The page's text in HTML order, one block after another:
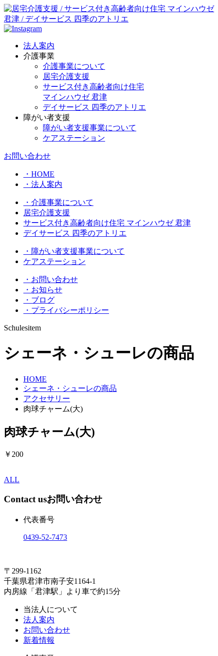
法人案内
介護事業
介護事業について
居宅介護支援
サービス付き高齢者向け住宅
マインハウゼ 君津
デイサービス 四季のアトリエ
障がい者支援
障がい者支援事業について
ケアステーション
お問い合わせ
・HOME
・法人案内
・介護事業について
居宅介護支援
サービス付き高齢者向け住宅 マインハウゼ 君津
デイサービス 四季のアトリエ
・障がい者支援事業について
ケアステーション
・お問い合わせ
・お知らせ
・ブログ
・プライバシーポリシー
Schulesitem
シェーネ・シューレの商品
HOME
シェーネ・シューレの商品
アクセサリー
肉球チャーム(大)
肉球チャーム(大)
￥200
ALL
Contact usお問い合わせ
代表番号
0439-52-7473
〒299-1162
千葉県君津市南子安1164-1
内房線「君津駅」より車で約15分
当法人について
法人案内
お問い合わせ
新着情報